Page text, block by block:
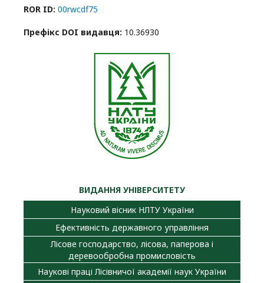
ROR ID: 00rwcdf75
Префікс DOI видавця: 10.36930
ВИДАННЯ УНІВЕРСИТЕТУ
Науковий вісник НЛТУ України
Ефективність державного управління
Лісове господарство, лісова, паперова і
деревообробна промисловість
Наукові праці Лісівничої академії наук України